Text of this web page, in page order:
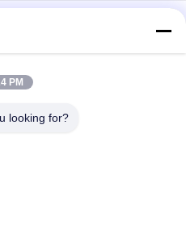
밀
무를 위한 12inch 16inch 2개의
PM
looking for?